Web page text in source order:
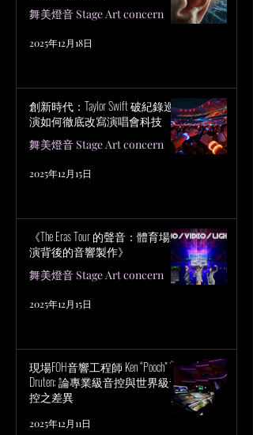
舞美燈音 Stage Art concern
2025年12月18日
創新時代：Taylor Swift 破紀錄巡
演如何徹底改寫演唱會科技
舞美燈音 Stage Art concern
2025年12月15日
《The Eras Tour 的聲音：體育場巡
演背後的音響製作》
舞美燈音 Stage Art concern
2025年12月15日
現場FOH音響工程師 Ken “Pooch” Van
Druten: 論專業級音控與世界級音
控之差異
2025年12月11日